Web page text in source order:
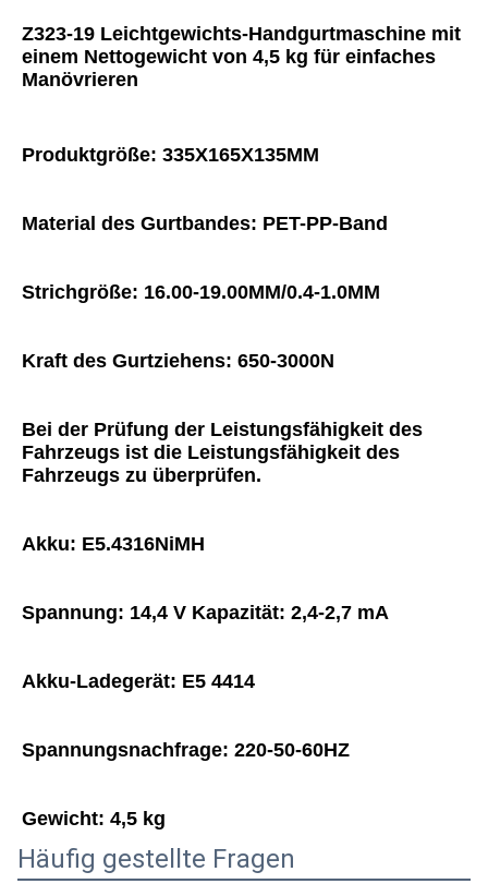
Z323-19 Leichtgewichts-Handgurtmaschine mit
einem Nettogewicht von 4,5 kg für einfaches
Manövrieren
Produktgröße: 335X165X135MM
Material des Gurtbandes: PET-PP-Band
Strichgröße: 16.00-19.00MM/0.4-1.0MM
Kraft des Gurtziehens: 650-3000N
Bei der Prüfung der Leistungsfähigkeit des
Fahrzeugs ist die Leistungsfähigkeit des
Fahrzeugs zu überprüfen.
Akku: E5.4316NiMH
Spannung: 14,4 V Kapazität: 2,4-2,7 mA
Akku-Ladegerät: E5 4414
Spannungsnachfrage: 220-50-60HZ
Gewicht: 4,5 kg
Häufig gestellte Fragen